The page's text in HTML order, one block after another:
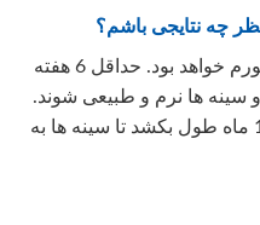
چه نتایجی باشم؟
نتیجه نهایی پروتز سینه تحت تاثیر تورم خواهد بود. حداقل 6 هفته
سینه ها نرم و طبیعی شوند.
در برخی موارد ممکن است 6 تا 12 ماه طول بکشد تا سینه ها به